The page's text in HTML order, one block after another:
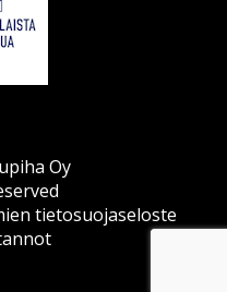
Oy
tietosuojaseloste